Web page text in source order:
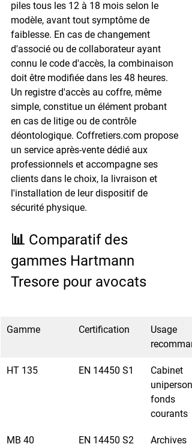
piles tous les 12 à 18 mois selon le
modèle, avant tout symptôme de
faiblesse. En cas de changement
d'associé ou de collaborateur ayant
connu le code d'accès, la combinaison
doit être modifiée dans les 48 heures.
Un registre d'accès au coffre, même
simple, constitue un élément probant
en cas de litige ou de contrôle
déontologique. Coffretiers.com propose
un service après-vente dédié aux
professionnels et accompagne ses
clients dans le choix, la livraison et
l'installation de leur dispositif de
sécurité physique.
📊 Comparatif des
gammes Hartmann
Tresore pour avocats
Gamme Certification
Usage
HT 135 EN 14450 S1
Cabinet
fonds
courants
MB 40
EN 14450 S2
Archives